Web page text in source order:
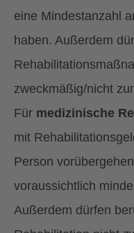
eine Mindestanzahl
haben. Außerdem
zweckmäßig/nicht
Für medizinische
mit
Person
voraussichtlich
Außerdem dürfen